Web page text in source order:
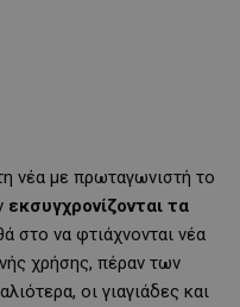
νέα με πρωταγωνιστή το
εκσυγχρονίζονται τα
στο να φτιάχνονται νέα
χρήσης, πέραν των
οι γιαγιάδες και